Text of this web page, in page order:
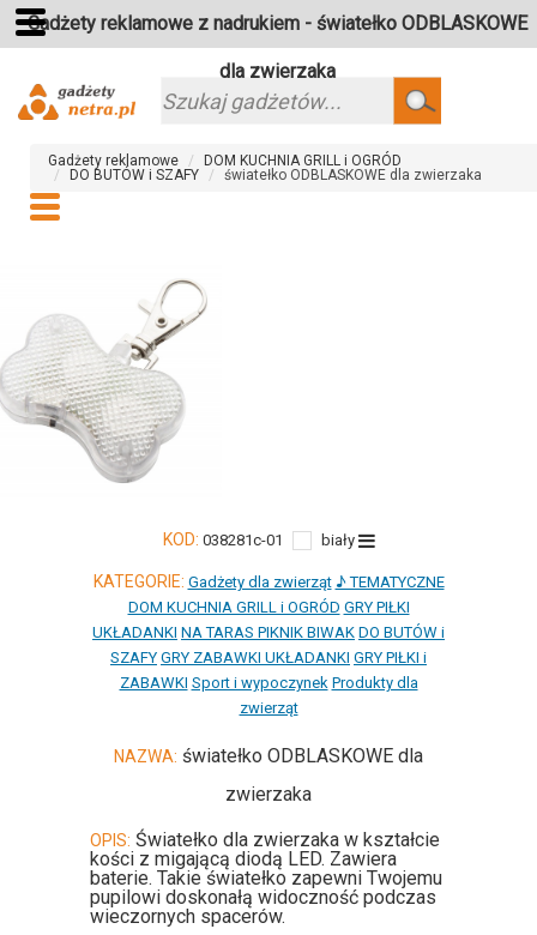
Gadżety reklamowe z nadrukiem - światełko ODBLASKOWE
dla zwierzaka
Szukaj
Gadżety reklamowe
DOM KUCHNIA GRILL i OGRÓD
DO BUTÓW i SZAFY
światełko ODBLASKOWE dla zwierzaka
KOD: 038281c-01 biały
KATEGORIE: Gadżety dla zwierząt ♪ TEMATYCZNE
DOM KUCHNIA GRILL i OGRÓD GRY PIŁKI
UKŁADANKI NA TARAS PIKNIK BIWAK DO BUTÓW i
SZAFY GRY ZABAWKI UKŁADANKI GRY PIŁKI i
ZABAWKI Sport i wypoczynek Produkty dla
zwierząt
NAZWA: światełko ODBLASKOWE dla
zwierzaka
OPIS: Światełko dla zwierzaka w kształcie
kości z migającą diodą LED. Zawiera
baterie. Takie światełko zapewni Twojemu
pupilowi doskonałą widoczność podczas
wieczornych spacerów.